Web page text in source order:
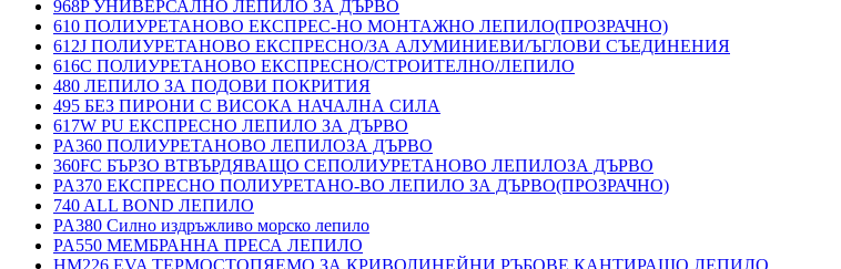
968P УНИВЕРСАЛНО ЛЕПИЛО ЗА ДЪРВО
610 ПОЛИУРЕТАНОВО ЕКСПРЕС-НО МОНТАЖНО ЛЕПИЛО(ПРОЗРАЧНО)
612J ПОЛИУРЕТАНОВО ЕКСПРЕСНО/ЗА АЛУМИНИЕВИ/ЪГЛОВИ СЪЕДИНЕНИЯ
616C ПОЛИУРЕТАНОВО ЕКСПРЕСНО/СТРОИТЕЛНО/ЛЕПИЛО
480 ЛЕПИЛО ЗА ПОДОВИ ПОКРИТИЯ
495 БЕЗ ПИРОНИ С ВИСОКА НАЧАЛНА СИЛА
617W PU ЕКСПРЕСНО ЛЕПИЛО ЗА ДЪРВО
PA360 ПОЛИУРЕТАНОВО ЛЕПИЛОЗА ДЪРВО
360FC БЪРЗО ВТВЪРДЯВАЩО СЕПОЛИУРЕТАНОВО ЛЕПИЛОЗА ДЪРВО
PA370 ЕКСПРЕСНО ПОЛИУРЕТАНО-ВО ЛЕПИЛО ЗА ДЪРВО(ПРОЗРАЧНО)
740 ALL BOND ЛЕПИЛО
PA380 Силно издръжливо морско лепило
PA550 МЕМБРАННА ПРЕСА ЛЕПИЛО
HM226 EVA ТЕРМОСТОПЯЕМО ЗА КРИВОЛИНЕЙНИ РЪБОВЕ КАНТИРАЩО ЛЕПИЛО